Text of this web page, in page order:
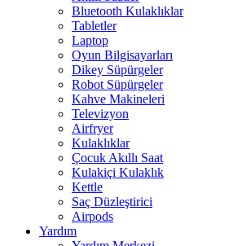
Bluetooth Kulaklıklar
Tabletler
Laptop
Oyun Bilgisayarları
Dikey Süpürgeler
Robot Süpürgeler
Kahve Makineleri
Televizyon
Airfryer
Kulaklıklar
Çocuk Akıllı Saat
Kulakiçi Kulaklık
Kettle
Saç Düzleştirici
Airpods
Yardım